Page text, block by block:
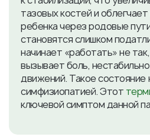
тазовых костей и
ребенка через родовые
становятся слишком
начинает «работать» не
вызывает боль,
движений. Такое состояние
симфизиопатией. Этот
ключевой симптом данной